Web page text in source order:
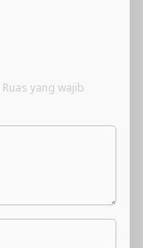
Ruas yang wajib